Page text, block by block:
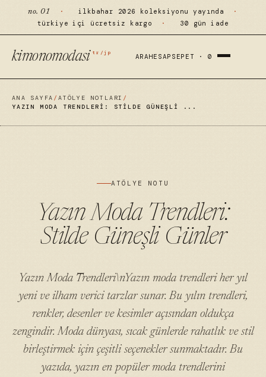
no. 01 · ilkbahar 2026 koleksiyonu yayında
·
türkiye içi ücretsiz kargo
· 30 gün iade
kimonomodasi tr/jp
ARAHESAP SEPET ·0
ANA SAYFA /ATÖLYE NOTLARI /
YAZIN MODA TRENDLERI: STILDE GÜNEŞLI ...
ATÖLYE NOTU
Yazın Moda Trendleri:
Stilde Güneşli Günler
Yazın Moda Trendleri\nYazın moda trendleri her yıl
yeni ve ilham verici tarzlar sunar. Bu yılın trendleri,
renkler, desenler ve kesimler açısından oldukça
zengindir. Moda dünyası, sıcak günlerde rahatlık ve stil
birleştirmek için çeşitli seçenekler sunmaktadır. Bu
yazıda, yazın en popüler moda trendlerini